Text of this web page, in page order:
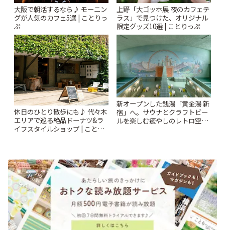
大阪で朝活するなら♪ モーニン
グが人気のカフェ5選 | ことりっ
ぷ
上野「大ゴッホ展 夜のカフェテ
ラス」で見つけた、オリジナル
限定グッズ10選 | ことりっぷ
休日のひとり散歩にも♪ 代々木
エリアで巡る絶品ドーナツ&ラ
イフスタイルショップ | ことり
新オープンした銭湯「黄金湯 新
宿」へ。サウナとクラフトビー
ルを楽しむ癒やしのレトロ空間